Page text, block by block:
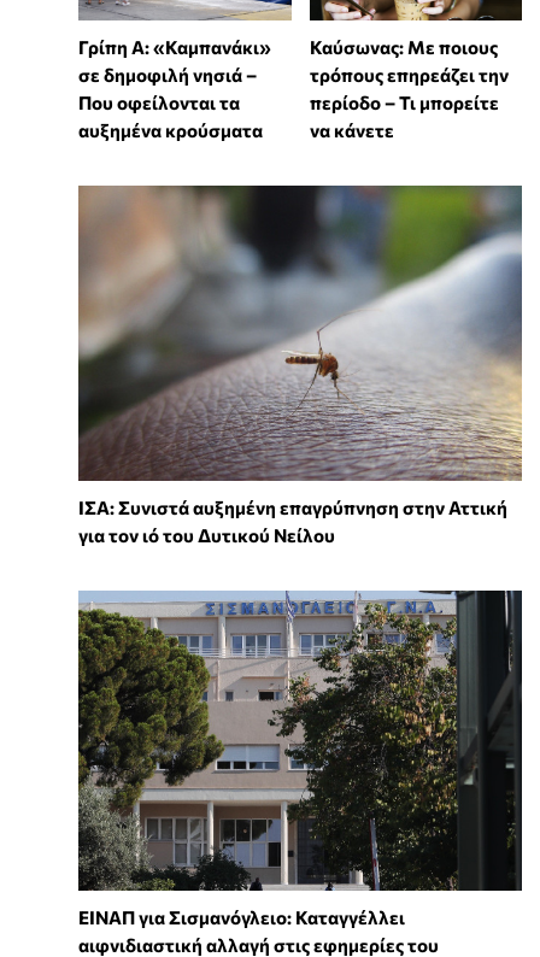
Γρίπη Α: «Καμπανάκι»
σε δημοφιλή νησιά –
Που οφείλονται τα
αυξημένα κρούσματα
Καύσωνας: Με ποιους
τρόπους επηρεάζει την
περίοδο – Τι μπορείτε
να κάνετε
ΙΣΑ: Συνιστά αυξημένη επαγρύπνηση στην Αττική
για τον ιό του Δυτικού Νείλου
ΕΙΝΑΠ για Σισμανόγλειο: Καταγγέλλει
αιφνιδιαστική αλλαγή στις εφημερίες του